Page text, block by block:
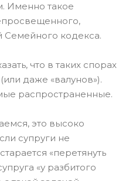
Именно такое
Семейного кодекса.
что в таких спорах
даже «валунов»).
распространенные.
это высоко
супруги не
«перетянуть
«у разбитого